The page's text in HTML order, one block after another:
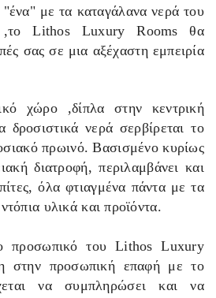
"ένα" με τα καταγάλανα νερά του
,το Lithos Luxury Rooms θα
σας σε μια αξέχαστη εμπειρία
χώρο ,δίπλα στην κεντρική
δροσιστικά νερά σερβίρεται το
πρωινό. Βασισμένο κυρίως
διατροφή, περιλαμβάνει και
όλα φτιαγμένα πάντα με τα
υλικά και προϊόντα.
προσωπικό του Lithos Luxury
στην προσωπική επαφή με το
να συμπληρώσει και να